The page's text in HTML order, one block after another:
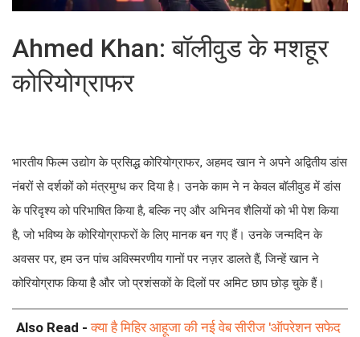
Ahmed Khan: बॉलीवुड के मशहूर
कोरियोग्राफर
भारतीय फिल्म उद्योग के प्रसिद्ध कोरियोग्राफर, अहमद खान ने अपने अद्वितीय डांस
नंबरों से दर्शकों को मंत्रमुग्ध कर दिया है। उनके काम ने न केवल बॉलीवुड में डांस
के परिदृश्य को परिभाषित किया है, बल्कि नए और अभिनव शैलियों को भी पेश किया
है, जो भविष्य के कोरियोग्राफरों के लिए मानक बन गए हैं। उनके जन्मदिन के
अवसर पर, हम उन पांच अविस्मरणीय गानों पर नज़र डालते हैं, जिन्हें खान ने
कोरियोग्राफ किया है और जो प्रशंसकों के दिलों पर अमिट छाप छोड़ चुके हैं।
Also Read -क्या है मिहिर आहूजा की नई वेब सीरीज 'ऑपरेशन सफेद